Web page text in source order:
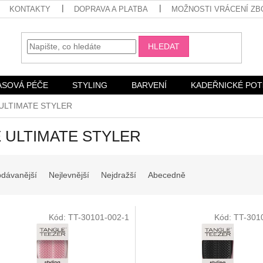
KONTAKTY DOPRAVA A PLATBA MOŽNOSTI VRÁCENÍ
HLEDAT
PÉČE STYLING BARVENÍ KADEŘNICKÉ
STYLER
ULTIMATE STYLER
Nejlevnější Nejdražší Abecedně
Kód: TT-30101-002-1 Kód: TT-